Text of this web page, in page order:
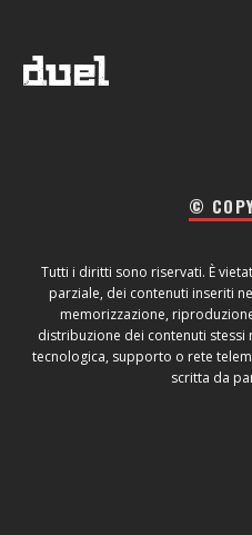
©
Tutti i diritti sono riservati. È
parziale, dei contenuti inseriti
memorizzazione,
distribuzione dei contenuti
tecnologica, supporto o rete
scritta da